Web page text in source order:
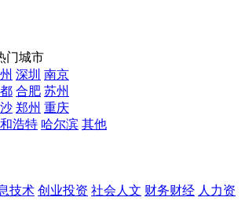
门城市
深圳 南京
合肥 苏州
郑州 重庆
浩特 哈尔滨 其他
技术 创业投资 社会人文 财务财经 人力资